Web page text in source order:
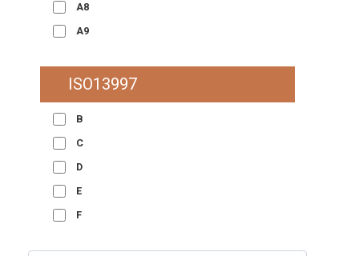
A8
A9
ISO13997
B
C
D
E
F